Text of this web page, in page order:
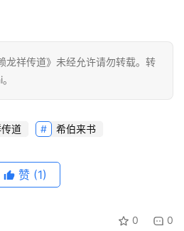
龙祥传道》未经允许请勿转载。转
道 希伯来书
赞 (1)
0 0